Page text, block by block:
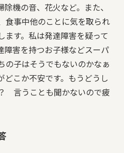
機の音、花火など。また、
食事中他のことに気を取られ
ます。私は発達障害を疑って
障害を持つお子様などスーパ
の子はそうでもないのかなぁ
どこか不安です。もうどうし
言うことも聞かないので疲